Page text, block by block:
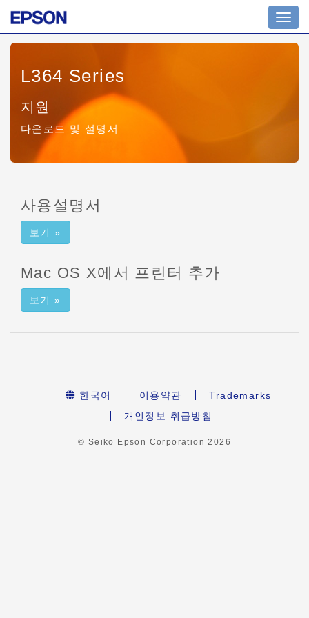
L364 Series
지원
다운로드 및 설명서
사용설명서
보기 »
Mac OS X에서 프린터 추가
보기 »
한국어 이용약관
Trademarks
개인정보 취급방침
© Seiko Epson Corporation2026